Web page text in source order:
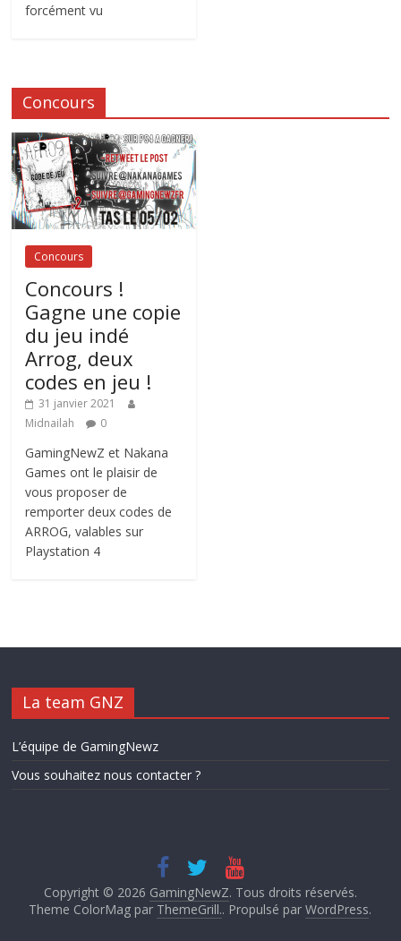
forcément vu
Concours
Concours
Concours !
Gagne une copie
du jeu indé
Arrog, deux
codes en jeu !
31 janvier 2021
Midnailah
0
GamingNewZ et Nakana
Games ont le plaisir de
vous proposer de
remporter deux codes de
ARROG, valables sur
Playstation 4
La team GNZ
L’équipe de GamingNewz
Vous souhaitez nous contacter ?
Copyright © 2026 GamingNewZ. Tous droits réservés.
Theme ColorMag par ThemeGrill.. Propulsé parWordPress.